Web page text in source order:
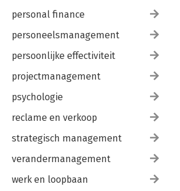
personal finance
personeelsmanagement
persoonlijke effectiviteit
projectmanagement
psychologie
reclame en verkoop
strategisch management
verandermanagement
werk en loopbaan